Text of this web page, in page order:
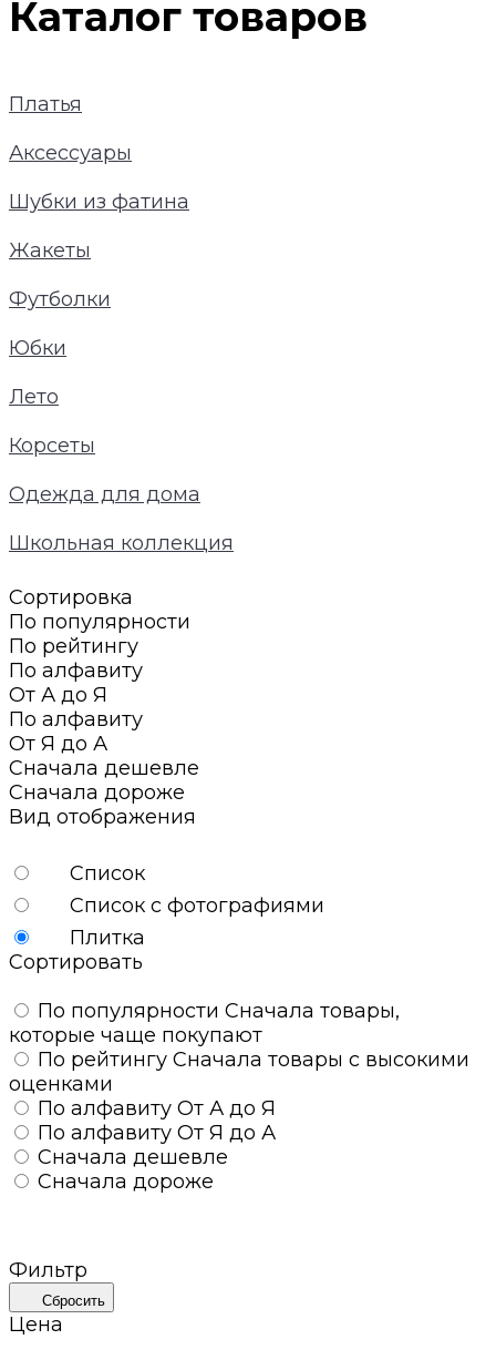
Каталог товаров
Платья
Аксессуары
Шубки из фатина
Жакеты
Футболки
Юбки
Лето
Корсеты
Одежда для дома
Школьная коллекция
Сортировка
По популярности
По рейтингу
По алфавиту
От А до Я
По алфавиту
От Я до А
Сначала дешевле
Сначала дороже
Вид отображения
Список
Список с фотографиями
Плитка
Сортировать
По популярности Сначала товары,
которые чаще покупают
По рейтингу Сначала товары с высокими
оценками
По алфавиту От А до Я
По алфавиту От Я до А
Сначала дешевле
Сначала дороже
Фильтр
Сбросить
Цена